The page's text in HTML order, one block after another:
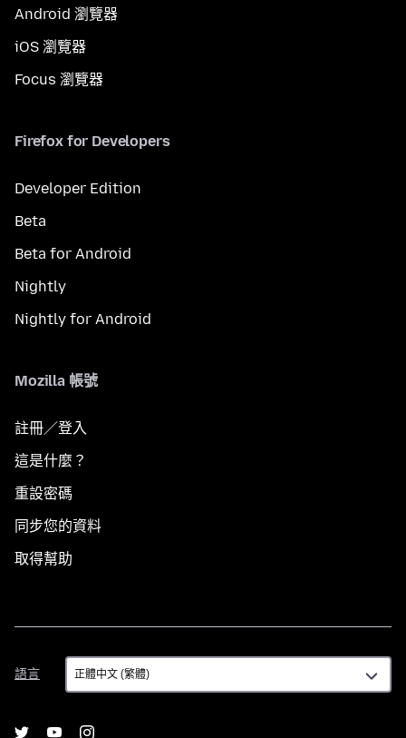
Android 瀏覽器
iOS 瀏覽器
Focus 瀏覽器
Firefox for Developers
Developer Edition
Beta
Beta for Android
Nightly
Nightly for Android
Mozilla 帳號
註冊／登入
這是什麼？
重設密碼
同步您的資料
取得幫助
語言
語
言